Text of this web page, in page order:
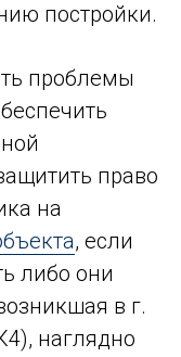
постройки.
проблемы
право
на
, если
либо они
в г.
наглядно